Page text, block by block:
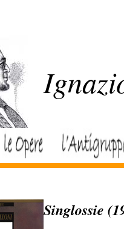
Singlossie